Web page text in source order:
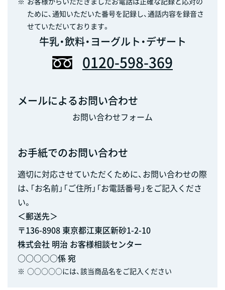
ために、通知いただいた番号を記録し、通話内容を録音さ
せていただいております。
牛乳・飲料・ヨーグルト・デザート
0120-598-369
メールによるお問い合わせ
お問い合わせフォーム
お手紙でのお問い合わせ
適切に対応させていただくために、お問い合わせの際
は、「お名前」「ご住所」「お電話番号」をご記入くださ
い。
＜郵送先＞
〒136-8908 東京都江東区新砂1-2-10
株式会社 明治 お客様相談センター
○○○○○係 宛
※ ○○○○○には、該当商品名をご記入ください